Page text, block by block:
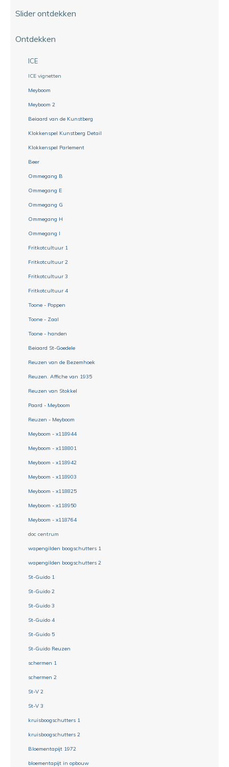
Slider ontdekken
Ontdekken
ICE
ICE vignetten
Meyboom
Meyboom 2
Beiaard van de Kunstberg
Klokkenspel Kunstberg Detail
Klokkenspel Parlement
Beer
Ommegang B
Ommegang E
Ommegang G
Ommegang H
Ommegang I
Fritkotcultuur 1
Fritkotcultuur 2
Fritkotcultuur 3
Fritkotcultuur 4
Toone - Poppen
Toone - Zaal
Toone - handen
Beiaard St-Goedele
Reuzen van de Bezemhoek
Reuzen. Affiche van 1935
Reuzen van Stokkel
Paard - Meyboom
Reuzen - Meyboom
Meyboom - x118944
Meyboom - x118801
Meyboom - x118942
Meyboom - x118903
Meyboom - x118825
Meyboom - x118950
Meyboom - x118764
doc centrum
wapengilden boogschutters 1
wapengilden boogschutters 2
St-Guido 1
St-Guido 2
St-Guido 3
St-Guido 4
St-Guido 5
St-Guido Reuzen
schermen 1
schermen 2
St-V 2
St-V 3
kruisboogschutters 1
kruisboogschutters 2
Bloementapijt 1972
bloementapijt in opbouw